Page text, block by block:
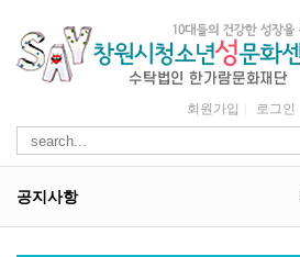
회원가입 로그인
공지사항